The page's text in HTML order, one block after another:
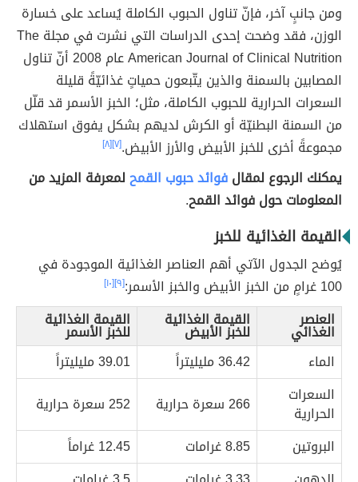
ومن جانبٍ آخر، فإنّ تناول الحبوب الكاملة يُساعد على خسارة
الوزن، فقد وضحت إحدى الدراسات التي نشرت في مجلة The
American Journal of Clinical Nutrition عام 2008 أنّ تناول
المصابين بالسمنة والذين يتّبعون حمياتٍ غذائيّةً قليلة
السعرات الحرارية للحبوب الكاملة، مثل؛ الخبز الأسمر قد قلّل
من السمنة البطنيّة أو الكرش لديهم بشكل يفوق استهلاك
مجموعةً أخرى للخبز الأبيض والأرز الأبيض.[٧] [٨]
يمكنك الرجوع لمقالفوائد حبوب القمحلمعرفة المزيد من
المعلومات حول فوائد القمح.
القيمة الغذائية للخبز
يُوضح الجدول الآتي أهم العناصر الغذائية الموجودة في
100 غرامٍ من الخبز الأبيض والخبز الأسمر:
[٩] [١٠]
العنصر
الغذائي
القيمة الغذائية
للخبز الأبيض
القيمة الغذائية
للخبز الأسمر
الماء
36.42 مليليتراً
39.01 مليليتراً
السعرات
الحرارية 266 سعرة حرارية
252 سعرة حرارية
البروتين
8.85 غرامات
12.45 غراماً